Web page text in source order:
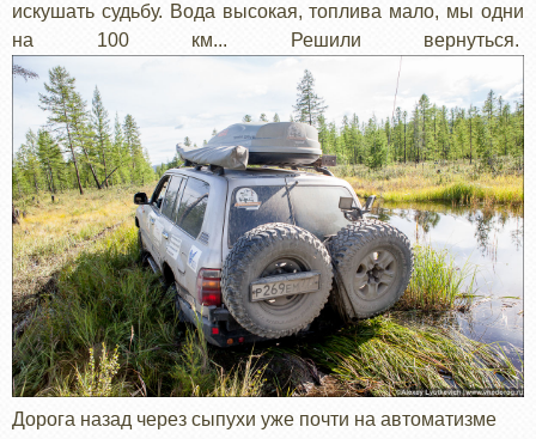
искушать судьбу. Вода высокая, топлива мало, мы одни
на 100 км... Решили вернуться.
Дорога назад через сыпухи уже почти на автоматизме